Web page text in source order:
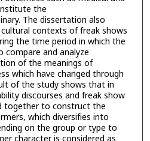
the
The dissertation also
contexts of freak shows
the time period in which the
compare and analyze
of the meanings of
which have changed through
of the study shows that in
discourses and freak show
together to construct the
which diversifies into
on the group or type to